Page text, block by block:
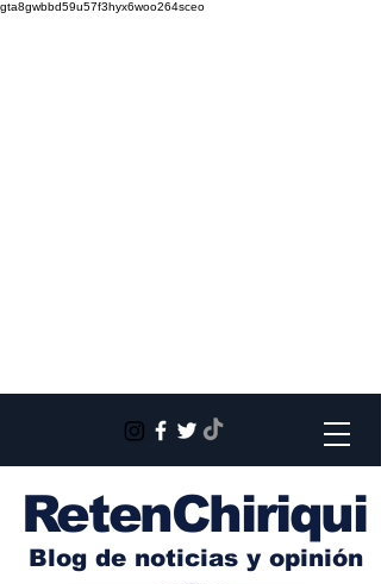
gta8gwbbd59u57f3hyx6woo264sceo
RetenChiriqui
Blog de noticias y opinión